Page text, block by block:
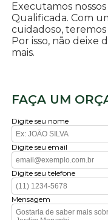
Executamos
Qualificada. Com
cuidadoso, teremos
Por isso, não deixe
mais.
FAÇA UM
Digite seu nome
Digite seu email
Digite seu telefone
Mensagem